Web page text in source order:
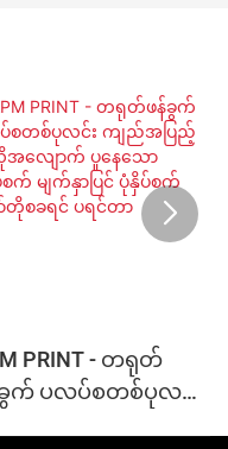
PRINT - တရုတ်
က် ပလပ်စတစ်ပုလင်း